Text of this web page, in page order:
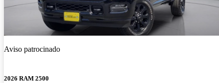
Aviso patrocinado
2026 RAM 2500